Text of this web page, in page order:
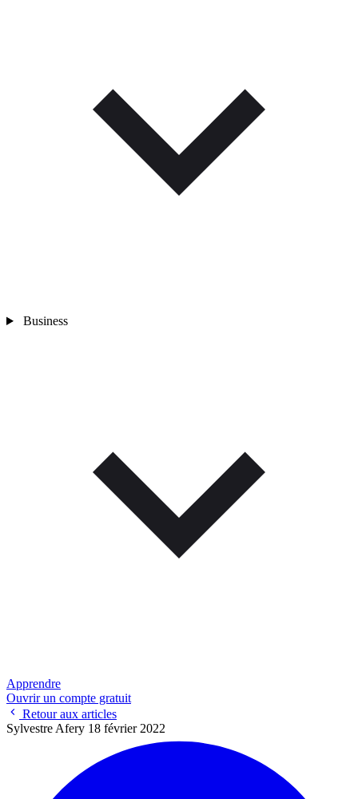
Business
Apprendre
Ouvrir un compte gratuit
Retour aux articles
Sylvestre Afery 18 février 2022